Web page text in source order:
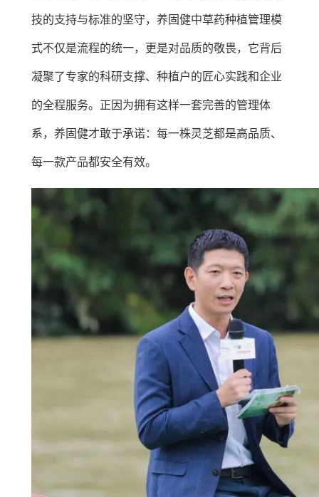
技的支持与标准的坚守，养固健中草药种植管理模
式不仅是流程的统一，更是对品质的敬畏，它背后
凝聚了专家的科研支撑、种植户的匠心实践和企业
的全程服务。正因为拥有这样一套完善的管理体
系，养固健才敢于承诺：每一株灵芝都是高品质、
每一款产品都安全有效。